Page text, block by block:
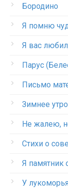
Бородино
Я помню
Я вас
Парус
Письмо
Зимнее
Не жалею,
Стихи о
Я памятник
У